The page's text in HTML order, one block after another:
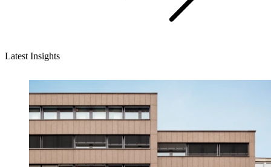
Latest Insights